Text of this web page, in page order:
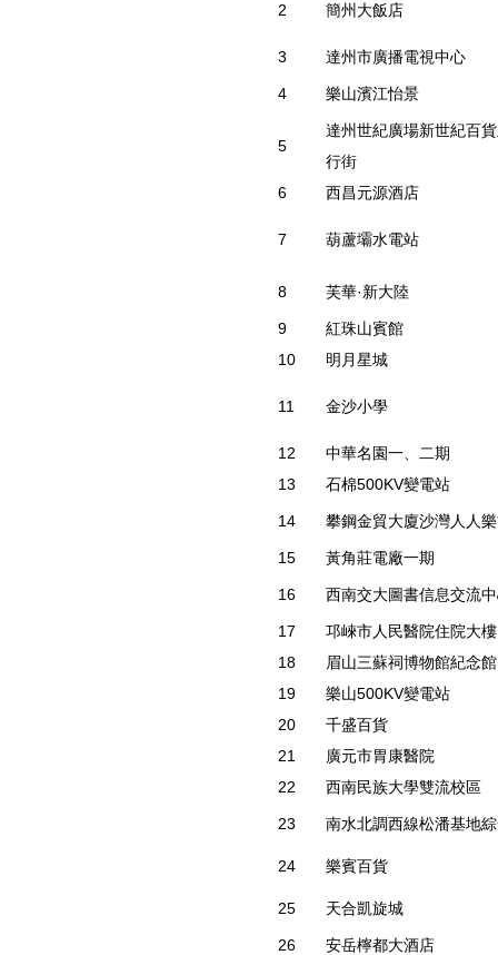
2 簡州大飯店
3 達州市廣播電視中心
4 樂山濱江怡景
5
達州世紀廣場新世紀百
行街
6
西昌元源酒店
7 葫蘆壩水電站
8 芙華·新大陸
9
紅珠山賓館
10
明月星城
11 金沙小學
12
中華名園一、二期
13
石棉500KV變電站
14 攀鋼金貿大廈沙灣人人樂
15 黃角莊電廠一期
16 西南交大圖書信息交流
17
邛崍市人民醫院住院大樓
18
眉山三蘇祠博物館紀念館
19
樂山500KV變電站
20
千盛百貨
21
廣元市胃康醫院
22
西南民族大學雙流校區
23 南水北調西線松潘基地
24 樂賓百貨
25 天合凱旋城
26
安岳檸都大酒店